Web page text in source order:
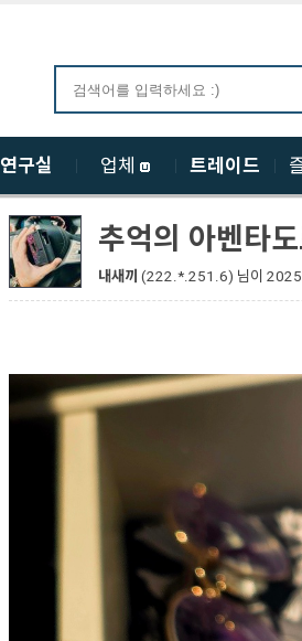
연구실 업체 트레이드
추억의 아벤타
내새끼 (222.*.251.6) 님이 2025